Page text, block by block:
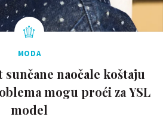
MODA
naočale koštaju
mogu proći za YSL
model